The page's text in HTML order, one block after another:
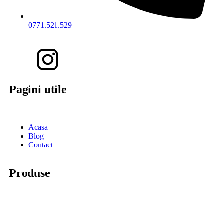
0771.521.529
Pagini utile
Acasa
Blog
Contact
Produse